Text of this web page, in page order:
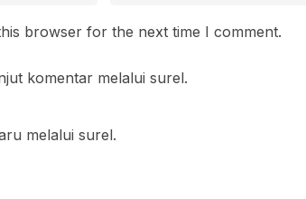
browser for the next time I comment.
komentar melalui surel.
melalui surel.